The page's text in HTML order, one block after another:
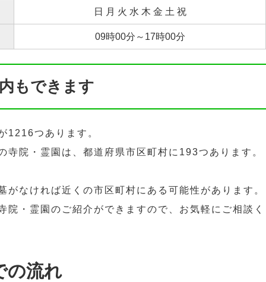
日 月 火 水 木 金 土 祝
09時00分～17時00分
もできます
1216つあります。
寺院・霊園は、都道府県市区町村に193つあります。
がなければ近くの市区町村にある可能性があります。
院・霊園のご紹介ができますので、お気軽にご相談く
の流れ